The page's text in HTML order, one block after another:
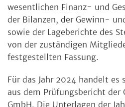
wesentlichen Finanz- und
der Bilanzen, der Gewinn-
sowie der Lageberichte des
von der zuständigen
festgestellten Fassung.
Für das Jahr 2024 handelt es
aus dem Prüfungsbericht der
GmbH. Die Unterlagen der